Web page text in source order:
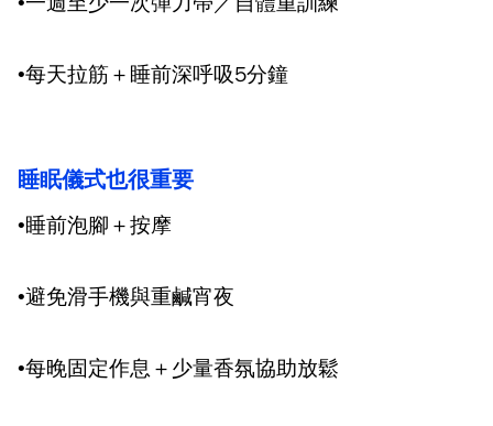
•每天拉筋＋睡前深呼吸5分鐘
睡眠儀式也很重要
•睡前泡腳＋按摩
•避免滑手機與重鹹宵夜
•每晚固定作息＋少量香氛協助放鬆